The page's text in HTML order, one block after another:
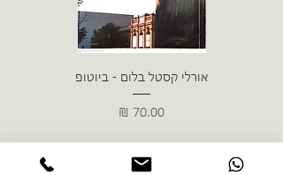
אורלי קסטל בלום - ביוטופ
מחיר